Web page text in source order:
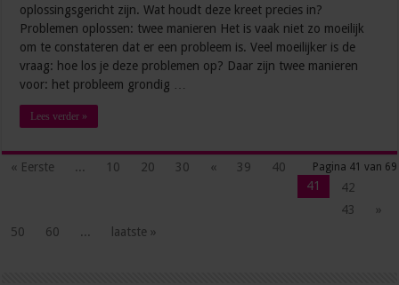
oplossingsgericht zijn. Wat houdt deze kreet precies in?
Problemen oplossen: twee manieren Het is vaak niet zo moeilijk
om te constateren dat er een probleem is. Veel moeilijker is de
vraag: hoe los je deze problemen op? Daar zijn twee manieren
voor: het probleem grondig …
Lees verder »
Pagina 41 van 69
« Eerste ... 10 20 30 « 39
40
41
42
43
»
50
60 ... laatste »